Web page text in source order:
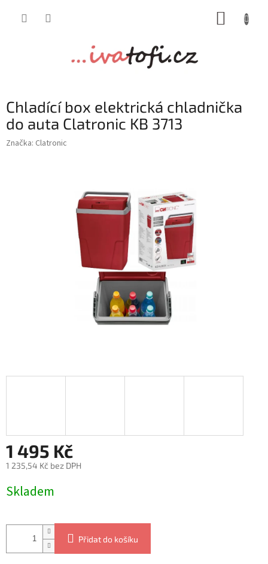
Chladící box elektrická chladnička
do auta Clatronic KB 3713
Značka: Clatronic
1 495 Kč
1 235,54 Kč bez DPH
cena:
Skladem
Přidat do košíku